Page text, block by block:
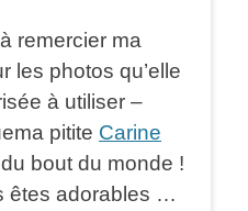
remercier ma
les photos qu’elle
à utiliser –
pitite Carine
bout du monde !
êtes adorables …